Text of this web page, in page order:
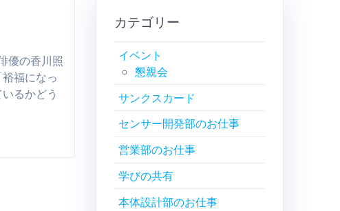
優の香川照
福になっ
るかどう
カテゴリー
イベント
懇親会
サンクスカード
センサー開発部のお仕事
営業部のお仕事
学びの共有
本体設計部のお仕事